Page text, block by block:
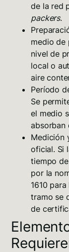
de la red
packers.
medio de
nivel de
local o
aire
Período
Se
el medio
absorban
Medición
oficial. Si
tiempo
por la
1610
tramo se
de